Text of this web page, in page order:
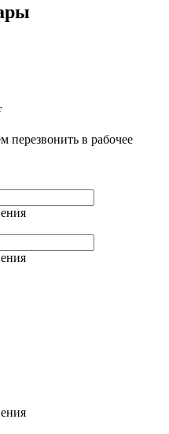
перезвонить в рабочее